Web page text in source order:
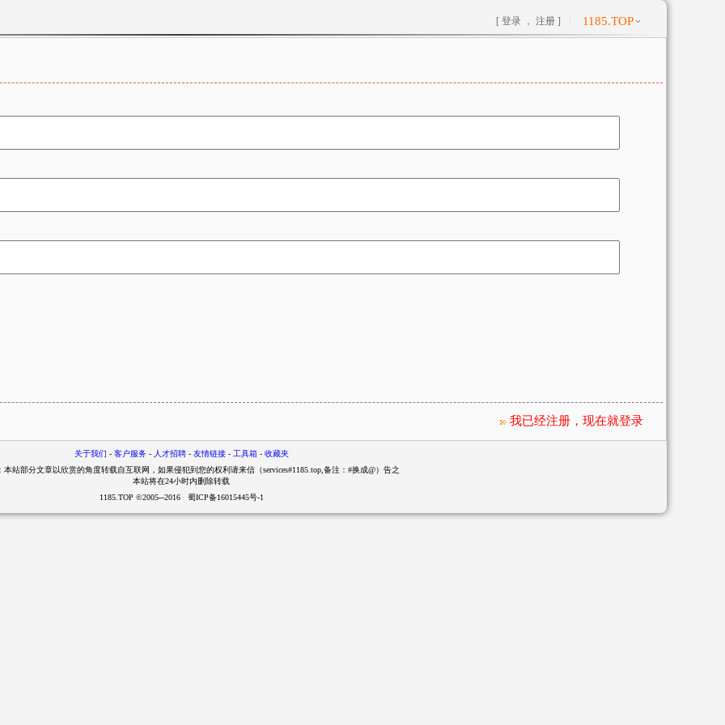
[ 登录 ， 注册 ] 1185.TOP
我已经注册，现在就登录
关于我们 - 客户服务- 人才招聘- 友情链接- 工具箱- 收藏夹
本站部分文章以欣赏的角度转载自互联网，如果侵犯到您的权利请来信（services#1185.top,备注：#换成@）告之
本站将在24小时内删除转载
1185.TOP ©2005─2016 蜀ICP备16015445号-1